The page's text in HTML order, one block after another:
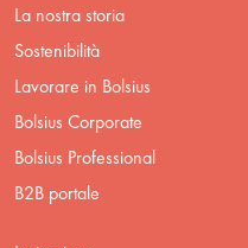
La nostra storia
Sostenibilità
Lavorare in Bolsius
Bolsius Corporate
Bolsius Professional
B2B portale